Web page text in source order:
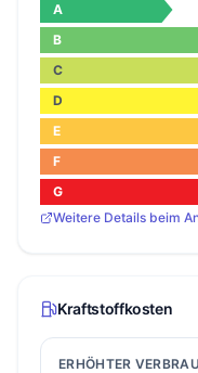
A
B
C
D
E
F
G
Weitere Details beim
Kraftstoffkosten
ERHÖHTER